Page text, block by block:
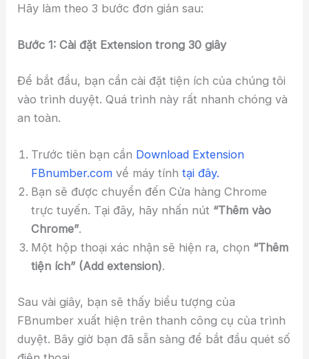
Hãy làm theo 3 bước đơn giản sau:
Bước 1: Cài đặt Extension trong 30 giây
Để bắt đầu, bạn cần cài đặt tiện ích của chúng tôi
vào trình duyệt. Quá trình này rất nhanh chóng và
an toàn.
Trước tiên bạn cần Download Extension
FBnumber.com về máy tínhtại đây.
Bạn sẽ được chuyển đến Cửa hàng Chrome
trực tuyến. Tại đây, hãy nhấn nút “Thêm vào
Chrome”.
Một hộp thoại xác nhận sẽ hiện ra, chọn “Thêm
tiện ích” (Add extension).
Sau vài giây, bạn sẽ thấy biểu tượng của
FBnumber xuất hiện trên thanh công cụ của trình
duyệt. Bây giờ bạn đã sẵn sàng để bắt đầu quét số